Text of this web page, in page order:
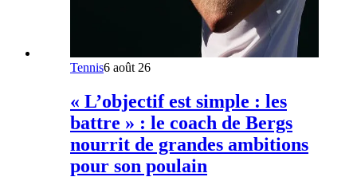
Tennis6 août 26
« L’objectif est simple : les
battre » : le coach de Bergs
nourrit de grandes ambitions
pour son poulain